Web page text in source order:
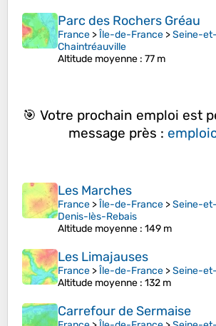
Parc des Rochers Gréau
France >Île-de-France >Seine-
Chaintréauville
Altitude moyenne : 77 m
🎯 Votre prochain emploi est
message près :
Les Marches
France >Île-de-France >Seine-
Denis-lès-Rebais
Altitude moyenne : 149 m
Les Limajauses
France >Île-de-France >Seine-
Altitude moyenne : 132 m
Carrefour de Sermaise